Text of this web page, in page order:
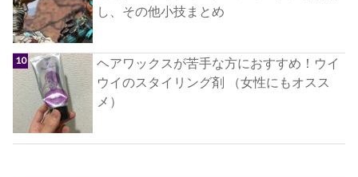
し、その他小技まとめ
ヘアワックスが苦手な方におすすめ！ウイ
ウイのスタイリング剤 （女性にもオスス
メ）